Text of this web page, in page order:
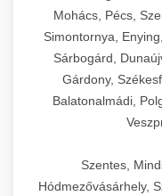
Mohács, Pécs,
Simontornya,
Sárbogárd,
Gárdony,
Balatonalmádi,
Szentes,
Hódmezővásárhely,